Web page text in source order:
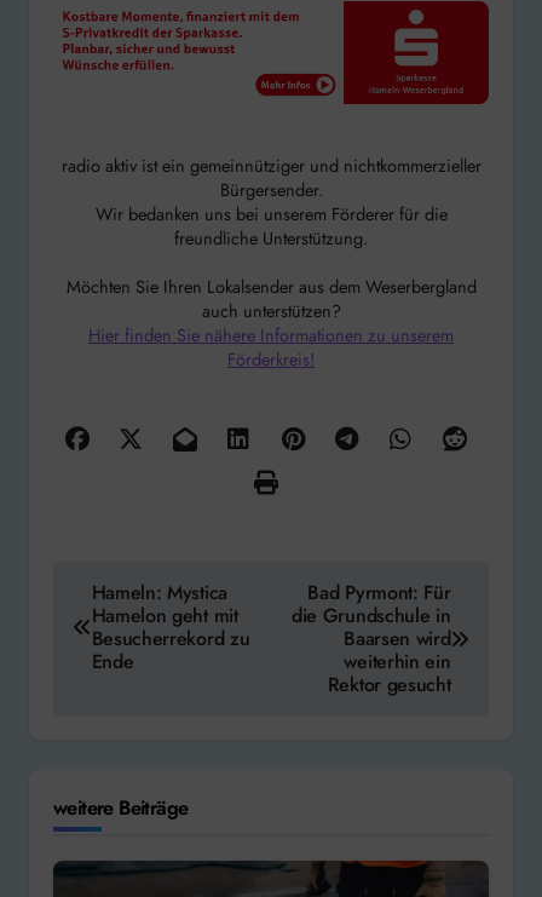
radio aktiv ist ein gemeinnütziger und nichtkommerzieller
Bürgersender.
Wir bedanken uns bei unserem Förderer für die
freundliche Unterstützung.
Möchten Sie Ihren Lokalsender aus dem Weserbergland
auch unterstützen?
Hier finden Sie nähere Informationen zu unserem
Förderkreis!
Beitragsnavigation
Hameln: Mystica
Hamelon geht mit
Besucherrekord zu
Ende
Bad Pyrmont: Für
die Grundschule in
Baarsen wird
weiterhin ein
Rektor gesucht
weitere Beiträge